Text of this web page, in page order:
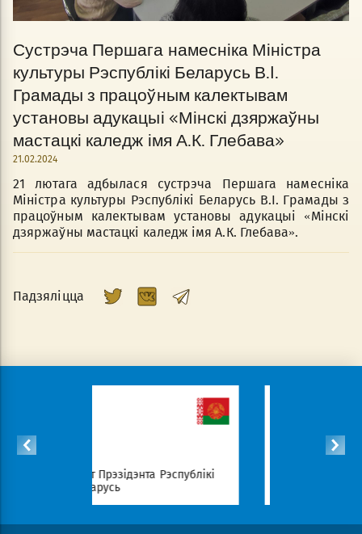
Сустрэча Першага намесніка Міністра
культуры Рэспублікі Беларусь В.I.
Грамады з працоўным калектывам
установы адукацыі «Мінскі дзяржаўны
мастацкі каледж імя А.К. Глебава»
21.02.2024
21 лютага адбылася сустрэча Першага намесніка
Міністра культуры Рэспублікі Беларусь В.I. Грамады з
працоўным калектывам установы адукацыі «Мінскі
дзяржаўны мастацкі каледж імя А.К. Глебава».
Падзяліцца
Прэзідэнта Рэспублікі
Савет Міністраў Рэспублікі